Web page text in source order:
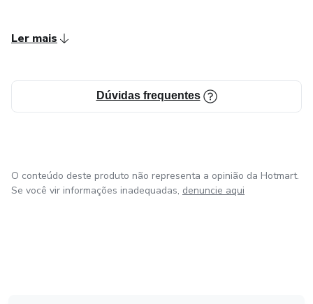
Ler mais
Dúvidas frequentes
O conteúdo deste produto não representa a opinião da Hotmart.
Se você vir informações inadequadas, denuncie aqui